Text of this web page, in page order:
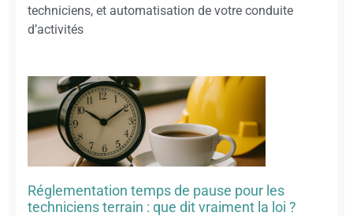
techniciens, et automatisation de votre conduite
d’activités
Réglementation temps de pause pour les
techniciens terrain : que dit vraiment la loi ?